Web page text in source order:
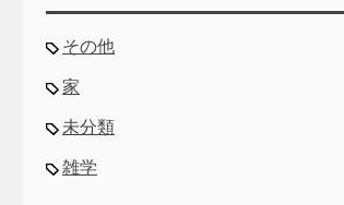
その他
家
未分類
雑学